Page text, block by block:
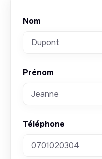
Nom
Prénom
Téléphone